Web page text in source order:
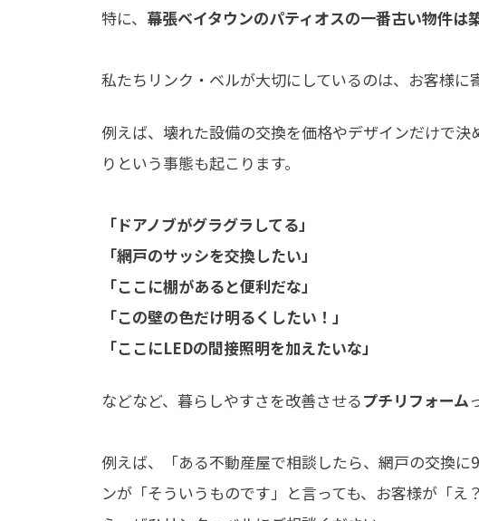
特に、 幕張ベイタウンのパティオスの一番古い物件は
私たちリンク・ベルが大切にしているのは、お客様に
例えば、壊れた設備の交換を価格やデザインだけで
りという事態も起こります。
「ドアノブがグラグラしてる」
「網戸のサッシを交換したい」
「ここに棚があると便利だな」
「この壁の色だけ明るくしたい！」
「ここにLEDの間接照明を加えたいな」
などなど、暮らしやすさを改善させるプチリフォーム
例えば、「ある不動産屋で相談したら、網戸の交換
ンが「そういうものです」と言っても、お客様が「